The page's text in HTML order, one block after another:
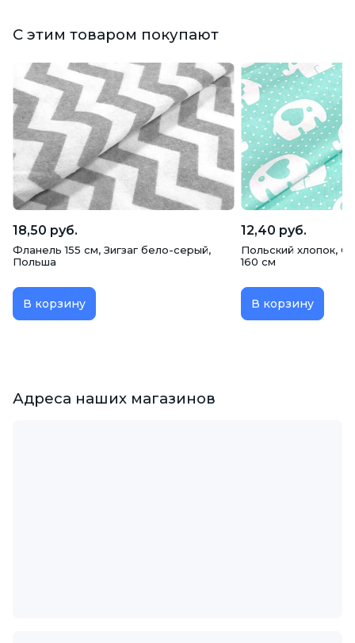
С этим товаром покупают
18,50 руб.
Фланель 155 см, Зигзаг бело-серый,
Польша
В корзину
12,40 руб.
Польский хлопок,
160 см
В корзину
Адреса наших магазинов